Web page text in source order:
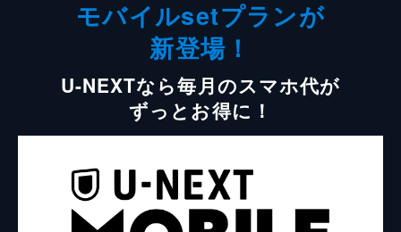
モバイルsetプランが
新登場！
U-NEXTなら毎月のスマホ代が
ずっとお得に！